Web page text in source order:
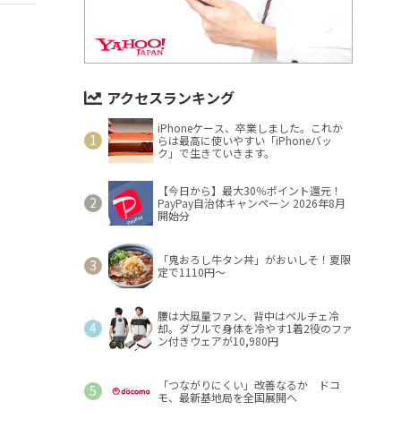
アクセスランキング
iPhoneケース、卒業しました。これか
らは最高に使いやすい「iPhoneバッ
ク」で生きていきます。
【今日から】最大30％ポイント還元！
PayPay自治体キャンペーン 2026年8月
開始分
「鬼おろし牛タン丼」がおいしそ！夏限
定で1110円～
腰は大風量ファン、背中はペルチェ冷
却。ダブルで身体を冷やす1着2役のファ
ン付きウェアが10,980円
「つながりにくい」改善なるか ドコ
モ、最新基地局を全国展開へ